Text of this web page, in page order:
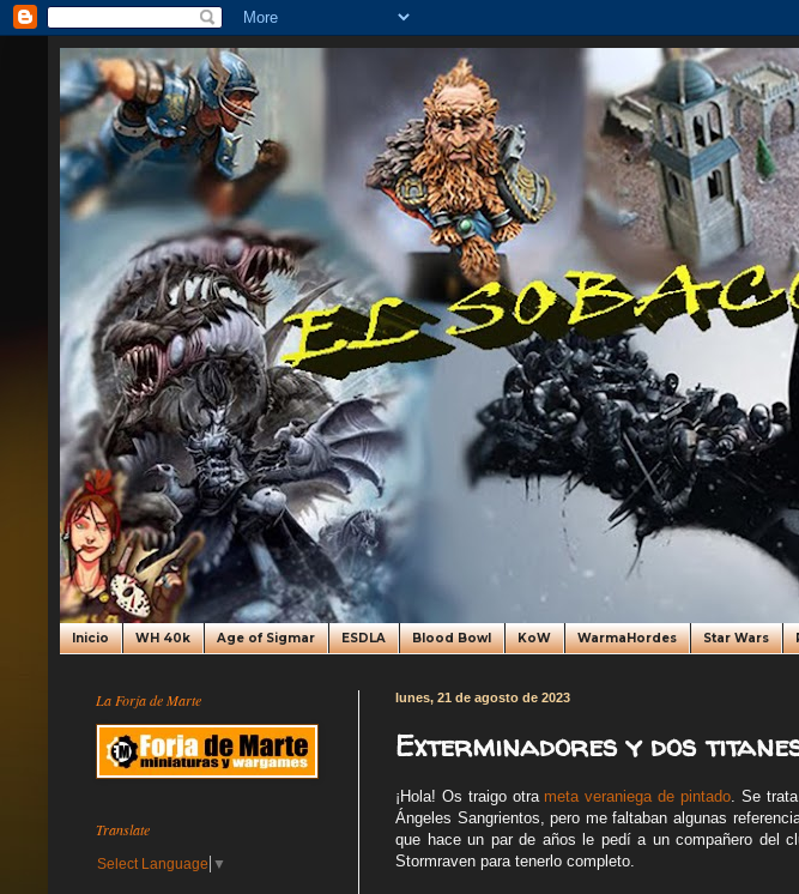
Inicio WH 40k Age of Sigmar ESDLA Blood Bowl KoW WarmaHordes Star Wars
lunes, 21 de agosto de 2023
Exterminadores y dos
¡Hola! Os traigo otra meta veraniega de pintado. Se
Ángeles Sangrientos, pero me faltaban algunas
que hace un par de años le pedí a un compañero del
Stormraven para tenerlo completo.
La Forja de Marte
Translate
Select Language ▼